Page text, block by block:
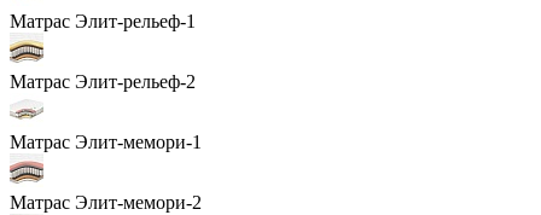
Матрас Элит-рельеф-1
Матрас Элит-рельеф-2
Матрас Элит-мемори-1
Матрас Элит-мемори-2